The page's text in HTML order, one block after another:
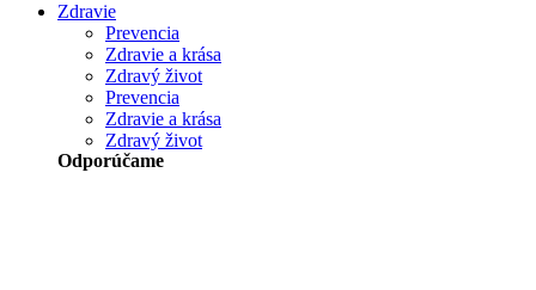
Zdravie
Prevencia
Zdravie a krása
Zdravý život
Prevencia
Zdravie a krása
Zdravý život
Odporúčame